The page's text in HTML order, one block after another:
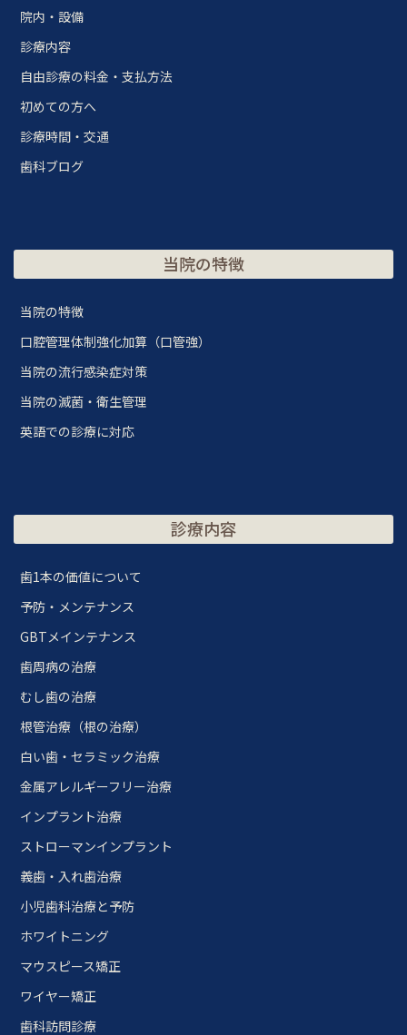
院内・設備
診療内容
自由診療の料金・支払方法
初めての方へ
診療時間・交通
歯科ブログ
当院の特徴
当院の特徴
口腔管理体制強化加算（口管強）
当院の流行感染症対策
当院の滅菌・衛生管理
英語での診療に対応
診療内容
歯1本の価値について
予防・メンテナンス
GBTメインテナンス
歯周病の治療
むし歯の治療
根管治療（根の治療）
白い歯・セラミック治療
金属アレルギーフリー治療
インプラント治療
ストローマンインプラント
義歯・入れ歯治療
小児歯科治療と予防
ホワイトニング
マウスピース矯正
ワイヤー矯正
歯科訪問診療